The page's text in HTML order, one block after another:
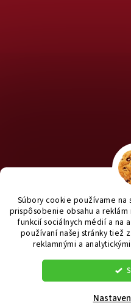
Súbory cookie používame na
prispôsobenie obsahu a
funkcií sociálnych médií a na
používaní našej stránky tiež
reklamnými a
Chcete nakúpiť pre útulky?
staň sa anjelom pre útulkáčov ♥
Vytvoril
Copyright 2026
yanashop.sk